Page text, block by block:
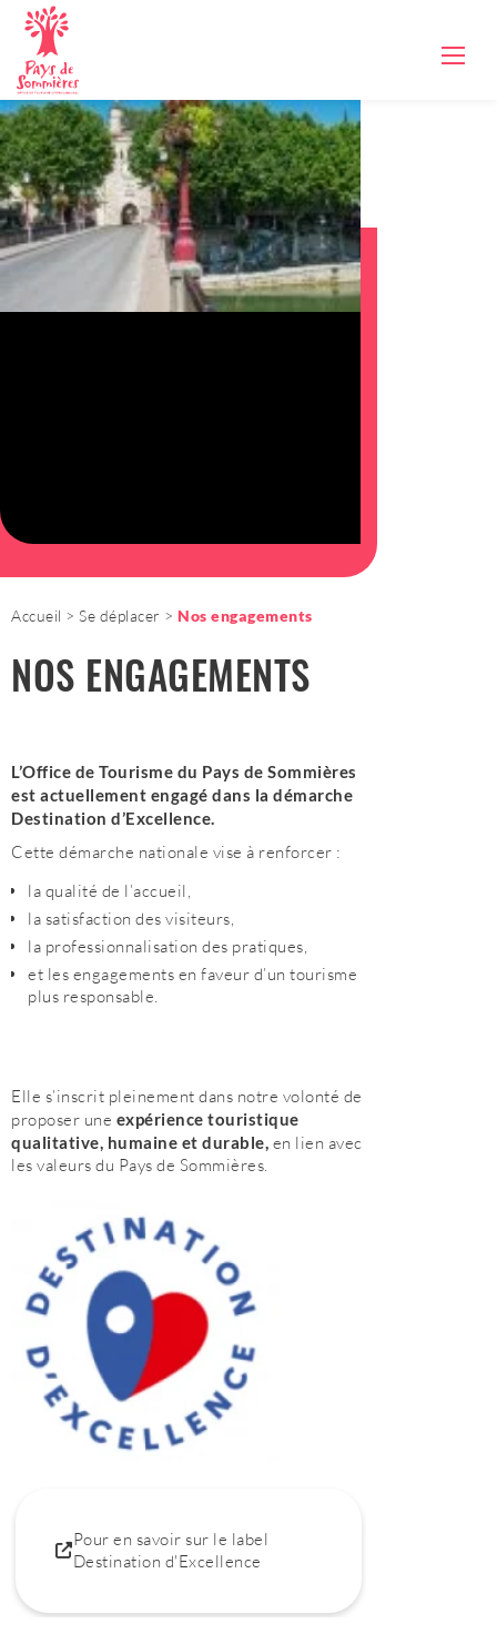
Accueil Se déplacer Nos engagements
NOS ENGAGEMENTS
L’Office de Tourisme du Pays de Sommières
est actuellement engagé dans la démarche
Destination d’Excellence.
Cette démarche nationale vise à renforcer :
la qualité de l’accueil,
la satisfaction des visiteurs,
la professionnalisation des pratiques,
et les engagements en faveur d’un tourisme
plus responsable.
Elle s’inscrit pleinement dans notre volonté de
proposer une expérience touristique
qualitative, humaine et durable, en lien avec
les valeurs du Pays de Sommières.
Pour en savoir sur le label
Destination d'Excellence